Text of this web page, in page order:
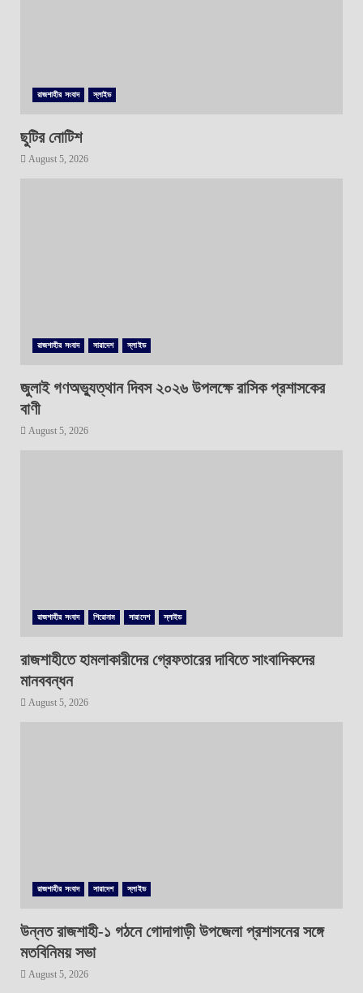
রাজশাহীর সংবাদ স্লাইড
ছুটির নোটিশ
August 5, 2026
রাজশাহীর সংবাদ সারাদেশ স্লাইড
জুলাই গণঅভ্যুত্থান দিবস ২০২৬ উপলক্ষে রাসিক প্রশাসকের
বাণী
August 5, 2026
রাজশাহীর সংবাদ শিরোনাম সারাদেশ স্লাইড
রাজশাহীতে হামলাকারীদের গ্রেফতারের দাবিতে সাংবাদিকদের
মানববন্ধন
August 5, 2026
রাজশাহীর সংবাদ সারাদেশ স্লাইড
উন্নত রাজশাহী-১ গঠনে গোদাগাড়ী উপজেলা প্রশাসনের সঙ্গে
মতবিনিময় সভা
August 5, 2026